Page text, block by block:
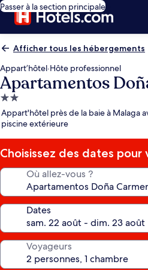
Passer à la section principale
Afficher tous les hébergements
Appart’hôtel·Hôte professionnel
Apartamentos
Hébergement
2.0 étoiles
Appart'hôtel près de la baie à Malaga
piscine extérieure
Choisissez des dates pour
Où allez-vous ?
Dates
Voyageurs